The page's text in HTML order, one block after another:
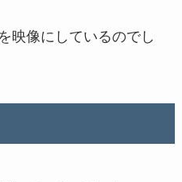
映像にしているのでし